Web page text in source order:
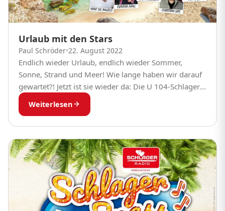
Urlaub mit den Stars
Paul Schröder•22. August 2022
Endlich wieder Urlaub, endlich wieder Sommer,
Sonne, Strand und Meer! Wie lange haben wir darauf
gewartet?! Jetzt ist sie wieder da: Die U 104-Schlager
Reise. Erleben Sie die spanische Sonneninsel...
Weiterlesen